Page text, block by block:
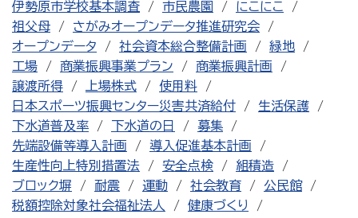
伊勢原市学校基本調査
市民農園
にこにこ
祖父母
さがみオープンデータ推進研究会
オープンデータ
社会資本総合整備計画
緑地
工場
商業振興事業プラン
商業振興計画
譲渡所得
上場株式
使用料
日本スポーツ振興センター災害共済給付
生活保護
下水道普及率
下水道の日
募集
先端設備等導入計画
導入促進基本計画
生産性向上特別措置法
安全点検
組積造
ブロック塀
耐震 運動 社会教育
公民館
税額控除対象社会福祉法人
健康づくり